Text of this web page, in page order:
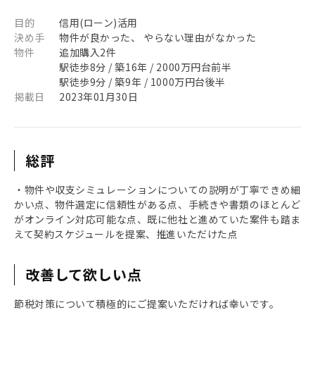
目的
信用(ローン)活用
決め手
物件が良かった、 やらない理由がなかった
物件
追加購入2件
駅徒歩8分 / 築16年 / 2000万円台前半
駅徒歩9分 / 築9年 / 1000万円台後半
掲載日
2023年01月30日
総評
・物件や収支シミュレーションについての説明が丁寧できめ細
かい点、物件選定に信頼性がある点、手続きや書類のほとんど
がオンライン対応可能な点、既に他社と進めていた案件も踏ま
えて契約スケジュールを提案、推進いただけた点
改善して欲しい点
節税対策について積極的にご提案いただければ幸いです。